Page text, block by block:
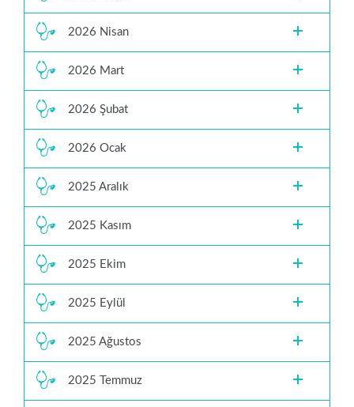
2026 Nisan
2026 Mart
2026 Şubat
2026 Ocak
2025 Aralık
2025 Kasım
2025 Ekim
2025 Eylül
2025 Ağustos
2025 Temmuz